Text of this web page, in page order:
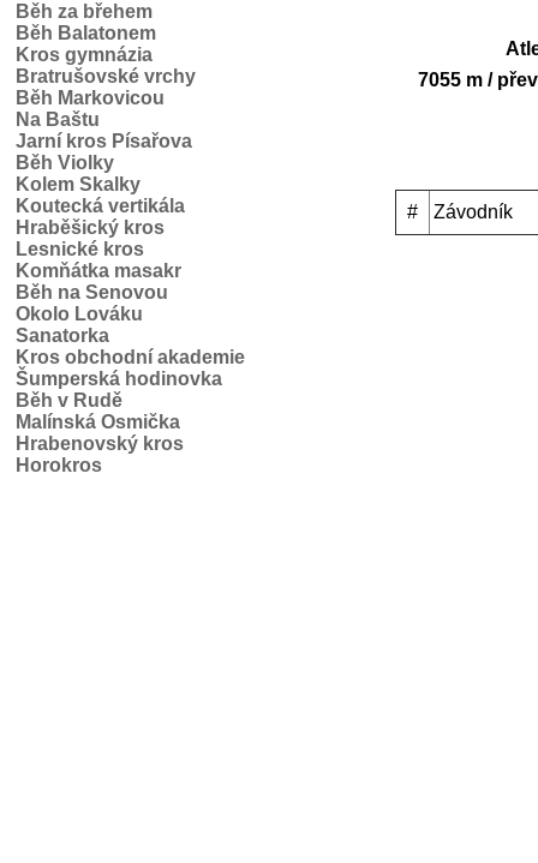
Běh za břehem
Běh Balatonem
Kros gymnázia
Bratrušovské vrchy
Běh Markovicou
Na Baštu
Jarní kros Písařova
Běh Violky
Kolem Skalky
Koutecká vertikála
Hraběšický kros
Lesnické kros
Komňátka masakr
Běh na Senovou
Okolo Lováku
Sanatorka
Kros obchodní akademie
Šumperská hodinovka
Běh v Rudě
Malínská Osmička
Hrabenovský kros
Horokros
7055 m /
# Závodník